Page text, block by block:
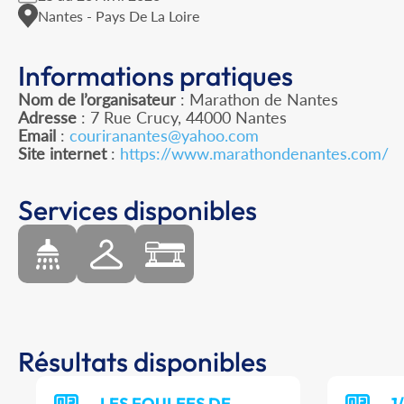
Nantes - Pays De La Loire
Informations pratiques
Nom de l’organisateur : Marathon de Nantes
Adresse : 7 Rue Crucy, 44000 Nantes
Email : couriranantes@yahoo.com
Site internet: https://www.marathondenantes.com/
Services disponibles
Résultats disponibles